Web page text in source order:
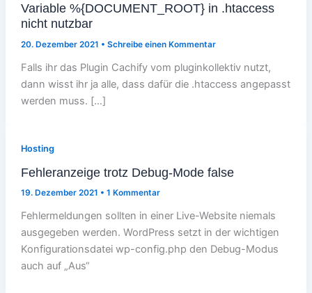
Variable %{DOCUMENT_ROOT} in .htaccess
nicht nutzbar
20. Dezember 2021 • Schreibe einen Kommentar
Falls ihr das Plugin Cachify vom pluginkollektiv nutzt,
dann wisst ihr ja alle, dass dafür die .htaccess angepasst
werden muss. […]
Hosting
Fehleranzeige trotz Debug-Mode false
19. Dezember 2021 • 1 Kommentar
Fehlermeldungen sollten in einer Live-Website niemals
ausgegeben werden. WordPress setzt in der wichtigen
Konfigurationsdatei wp-config.php den Debug-Modus
auch auf „Aus“